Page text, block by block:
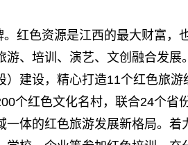
红色资源是江西的最大财富，
游、培训、演艺、文创融合发
建设，精心打造11个红色旅游
个红色文化名村，联合24个省
一体的红色旅游发展新格局。